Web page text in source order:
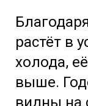
растёт в
холода,
выше.
видны на